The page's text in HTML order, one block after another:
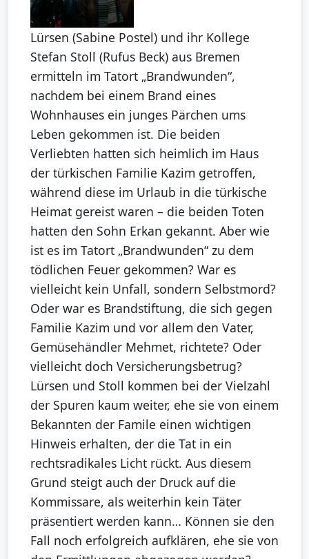
Lürsen (Sabine Postel) und ihr Kollege
Stefan Stoll (Rufus Beck) aus Bremen
ermitteln im Tatort „Brandwunden“,
nachdem bei einem Brand eines
Wohnhauses ein junges Pärchen ums
Leben gekommen ist. Die beiden
Verliebten hatten sich heimlich im Haus
der türkischen Familie Kazim getroffen,
während diese im Urlaub in die türkische
Heimat gereist waren – die beiden Toten
hatten den Sohn Erkan gekannt. Aber wie
ist es im Tatort „Brandwunden“ zu dem
tödlichen Feuer gekommen? War es
vielleicht kein Unfall, sondern Selbstmord?
Oder war es Brandstiftung, die sich gegen
Familie Kazim und vor allem den Vater,
Gemüsehändler Mehmet, richtete? Oder
vielleicht doch Versicherungsbetrug?
Lürsen und Stoll kommen bei der Vielzahl
der Spuren kaum weiter, ehe sie von einem
Bekannten der Famile einen wichtigen
Hinweis erhalten, der die Tat in ein
rechtsradikales Licht rückt. Aus diesem
Grund steigt auch der Druck auf die
Kommissare, als weiterhin kein Täter
präsentiert werden kann… Können sie den
Fall noch erfolgreich aufklären, ehe sie von